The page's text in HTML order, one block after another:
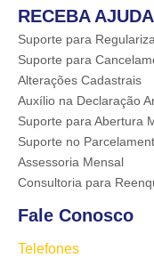
RECEBA
Suporte para
Suporte para
Alterações Cadastrais
Auxílio na Declaração
Suporte para Abertura
Suporte no
Assessoria Mensal
Consultoria para
Fale Conosco
Telefones